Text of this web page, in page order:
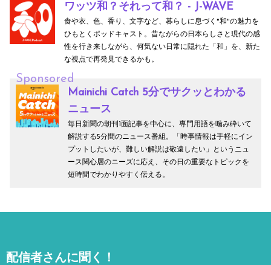
ワッツ和？それって和？ - J-WAVE
食や衣、色、香り、文字など、暮らしに息づく"和"の魅力を
ひもとくポッドキャスト。昔ながらの日本らしさと現代の感
性を行き来しながら、何気ない日常に隠れた「和」を、新た
な視点で再発見できるかも。
Sponsored
Mainichi Catch 5分でサクッとわかる
ニュース
毎日新聞の朝刊1面記事を中心に、専門用語を噛み砕いて
解説する5分間のニュース番組。「時事情報は手軽にイン
プットしたいが、難しい解説は敬遠したい」というニュ
ース関心層のニーズに応え、その日の重要なトピックを
短時間でわかりやすく伝える。
配信者さんに聞く！